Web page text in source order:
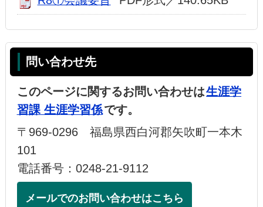
問い合わせ先
このページに関するお問い合わせは生涯学
習課 生涯学習係です。
〒969-0296 福島県西白河郡矢吹町一本木
101
電話番号：0248-21-9112
メールでのお問い合わせはこちら